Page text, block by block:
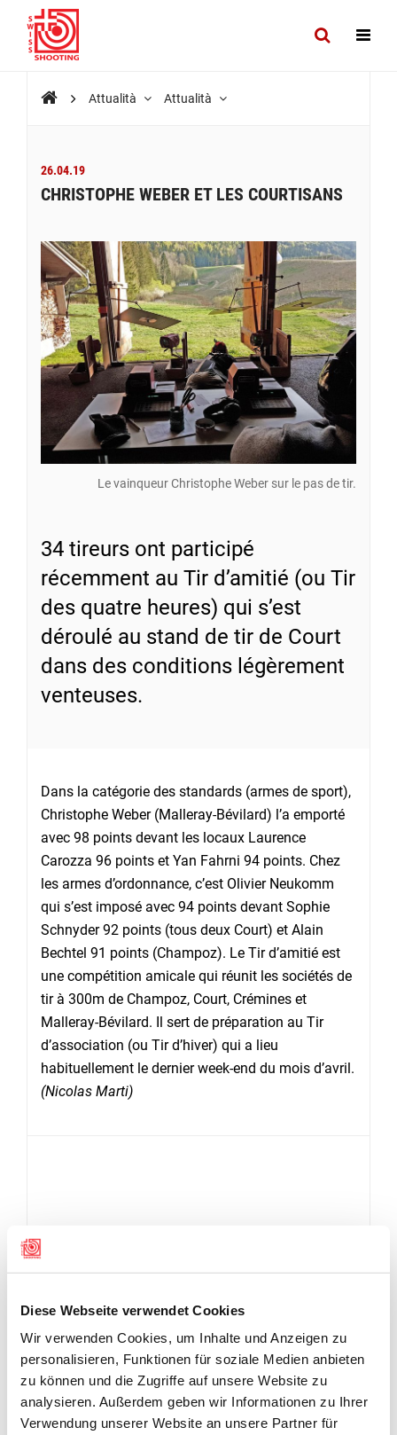
Diese Webseite verwendet Cookies
Wir verwenden Cookies, um Inhalte und Anzeigen zu
personalisieren, Funktionen für soziale Medien anbieten
zu können und die Zugriffe auf unsere Website zu
analysieren. Außerdem geben wir Informationen zu Ihrer
Verwendung unserer Website an unsere Partner für
Attualità Attualità
26.04.19
CHRISTOPHE WEBER ET LES COURTISANS
Le vainqueur Christophe Weber sur le pas de tir.
34 tireurs ont participé
récemment au Tir d’amitié (ou Tir
des quatre heures) qui s’est
déroulé au stand de tir de Court
dans des conditions légèrement
venteuses.
Dans la catégorie des standards (armes de sport),
Christophe Weber (Malleray-Bévilard) l’a emporté
avec 98 points devant les locaux Laurence
Carozza 96 points et Yan Fahrni 94 points. Chez
les armes d’ordonnance, c’est Olivier Neukomm
qui s’est imposé avec 94 points devant Sophie
Schnyder 92 points (tous deux Court) et Alain
Bechtel 91 points (Champoz). Le Tir d’amitié est
une compétition amicale qui réunit les sociétés de
tir à 300m de Champoz, Court, Crémines et
Malleray-Bévilard. Il sert de préparation au Tir
d’association (ou Tir d’hiver) qui a lieu
habituellement le dernier week-end du mois d’avril.
(Nicolas Marti)